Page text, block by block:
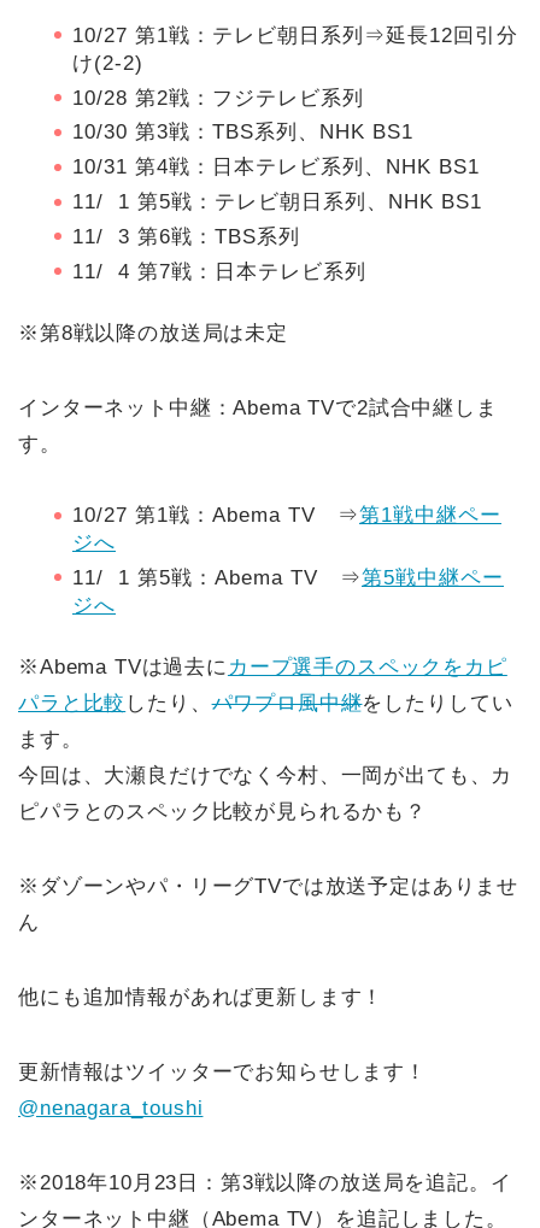
10/27 第1戦：テレビ朝日系列⇒延長12回引分
け(2‐2)
10/28 第2戦：フジテレビ系列
10/30 第3戦：TBS系列、NHK BS1
10/31 第4戦：日本テレビ系列、NHK BS1
11/ 1 第5戦：テレビ朝日系列、NHK BS1
11/ 3 第6戦：TBS系列
11/ 4 第7戦：日本テレビ系列
※第8戦以降の放送局は未定
インターネット中継：Abema TVで2試合中継しま
す。
10/27 第1戦：Abema TV ⇒第1戦中継ペー
ジへ
11/ 1 第5戦：Abema TV ⇒第5戦中継ペー
ジへ
※Abema TVは過去に カープ選手のスペックをカピ
パラと比較 したり、パワプロ風中継をしたりしてい
ます。
今回は、大瀬良だけでなく今村、一岡が出ても、カ
ピパラとのスペック比較が見られるかも？
※ダゾーンやパ・リーグTVでは放送予定はありませ
ん
他にも追加情報があれば更新します！
更新情報はツイッターでお知らせします！
@nenagara_toushi
※2018年10月23日：第3戦以降の放送局を追記。イ
ンターネット中継（Abema TV）を追記しました。